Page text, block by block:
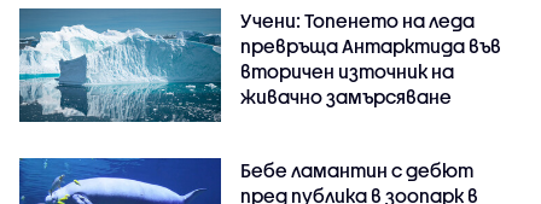
Учени: Топенето на леда
превръща Антарктида във
вторичен източник на
живачно замърсяване
Бебе ламантин с дебют
пред публика в зоопарк в